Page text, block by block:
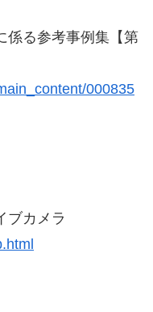
係る参考事例集【第
000835
ブカメラ